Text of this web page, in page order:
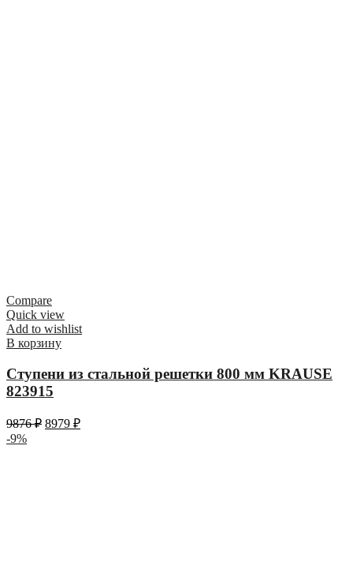
Compare
Quick view
Add to wishlist
В корзину
Ступени из стальной решетки 800 мм KRAUSE
823915
9876₽ 8979 ₽
-9%